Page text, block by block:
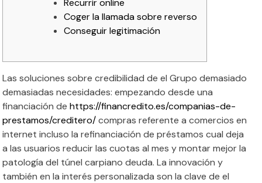
Recurrir online
Coger la llamada sobre reverso
Conseguir legitimación
Las soluciones sobre credibilidad de el Grupo demasiado
demasiadas necesidades: empezando desde una
financiación de https://financredito.es/companias-de-
prestamos/creditero/compras referente a comercios en
internet incluso la refinanciación de préstamos cual deja
a las usuarios reducir las cuotas al mes y montar mejor la
patologí­a del túnel carpiano deuda. La innovación y
también en la interés personalizada son la clave de el